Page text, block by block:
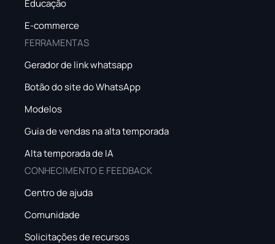
Educação
E-commerce
FERRAMENTAS
Gerador de link whatsapp
Botão do site do WhatsApp
Modelos
Guia de vendas na alta temporada
Alta temporada de IA
CONHECIMENTO E FEEDBACK
Centro de ajuda
Comunidade
Solicitações de recursos